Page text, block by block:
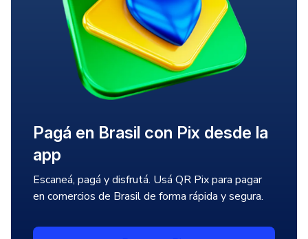
Pagá en Brasil con Pix desde la
app
Escaneá, pagá y disfrutá. Usá QR Pix para pagar
en comercios de Brasil de forma rápida y segura.